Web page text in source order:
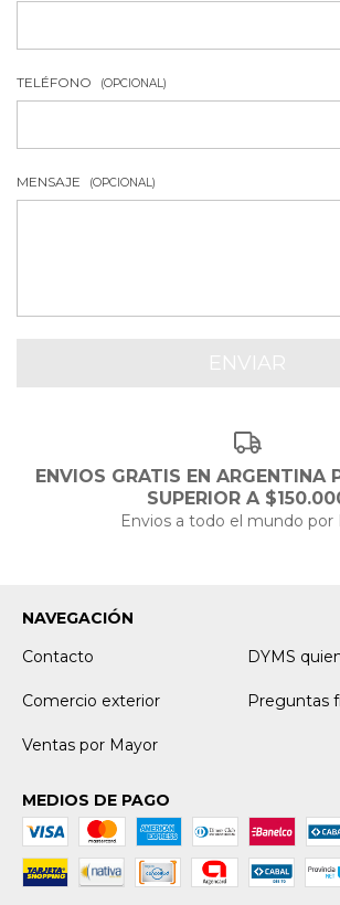
TELÉFONO (OPCIONAL)
MENSAJE (OPCIONAL)
ENVIOS GRATIS EN ARGENTINA
SUPERIOR A
Envios a todo el mundo por
NAVEGACIÓN
Contacto
DYMS
Comercio exterior Preguntas
Ventas por Mayor
MEDIOS DE PAGO